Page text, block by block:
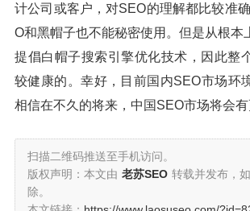
计公司或客户，对SEO的理解都比较准
O和黑帽子也不能秘密使用。但是从根本
提倡白帽子搜索引擎优化技术，因此整
较健康的。幸好，目前国内SEO市场环
相信在不久的将来，中国SEO市场将会有
扫描二维码推送至手机访问。
版权声明：本文由 老苏SEO 转载并发布，
除。